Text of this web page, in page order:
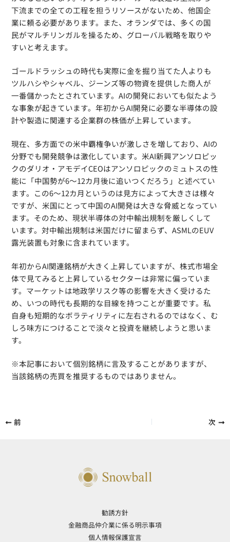
下流までの全ての工程を担うリソースがないため、他国企
業に頼る必要があります。また、オランダでは、多くの国
民がマルチリンガルを操るため、グローバル戦略を取りや
すいと考えます。
ゴールドラッシュの時代も実際に金を掘り当てた人よりも
ツルハシやシャベル、ジーンズ等の物資を提供した商人が
一番儲かったとされています。AIの開発においても似たよう
な事象が起きています。年初からAI開発に必要な半導体の設
計や製造に関連する企業群の株価が上昇しています。
現在、多方面での米中覇権争いが激しさを増しており、AIの
分野でも開発競争は激化しています。米AI新興アンソロピッ
クのダリオ・アモデイCEOはアンソロピックのミュトスの性
能に「中国勢が6〜12カ月後に追いつくだろう」と述べてい
ます。この6〜12カ月というのは見方によって大きさは様々
ですが、米国にとって中国のAI開発は大きな脅威となってい
ます。そのため、現状半導体の対中輸出規制を厳しくして
います。対中輸出規制は米国だけに留まらず、ASMLのEUV
露光装置も対象に含まれています。
年初からAI関連銘柄が大きく上昇していますが、株式市場全
体で見てみると上昇しているセクターは非常に偏っていま
す。マーケットは地政学リスク等の影響を大きく受けるた
め、いつの時代も長期的な目線を持つことが重要です。私
自身も短期的なボラティリティに左右されるのではなく、む
しろ味方につけることで淡々と投資を継続しようと思いま
す。
※本記事において個別銘柄に言及することがありますが、
当該銘柄の売買を推奨するものではありません。
前 次
勧誘方針
金融商品仲介業に係る明示事項
個人情報保護宣言